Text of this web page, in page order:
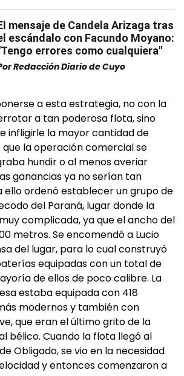
mensaje de Candela Arizaga tras
escándalo con Facundo Moyano:
errores como cualquiera"
Redacción Diario de Cuyo
a esta estrategia, no con la
a tan poderosa flota, sino
infligirle la mayor cantidad de
que la operación comercial se
hundir o al menos averiar
ganancias ya no serían tan
ello ordenó establecer un grupo de
del Paraná, lugar donde la
complicada, ya que el ancho del
metros. Se encomendó a Lucio
del lugar, para lo cual construyó
equipadas con un total de
de ellos de poco calibre. La
estaba equipada con 418
modernos y también con
que eran el último grito de la
bélico. Cuando la flota llegó al
Obligado, se vio en la necesidad
y entonces comenzaron a